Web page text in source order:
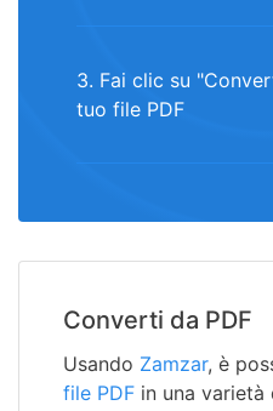
3. Fai clic su
tuo file PDF
Converti da PDF
Usando Zamzar, è
file PDF in una